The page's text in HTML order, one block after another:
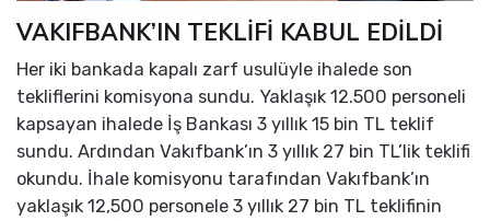
VAKIFBANK’IN TEKLİFİ KABUL EDİLDİ
Her iki bankada kapalı zarf usulüyle ihalede son
tekliflerini komisyona sundu. Yaklaşık 12.500 personeli
kapsayan ihalede İş Bankası 3 yıllık 15 bin TL teklif
sundu. Ardından Vakıfbank’ın 3 yıllık 27 bin TL’lik teklifi
okundu. İhale komisyonu tarafından Vakıfbank’ın
yaklaşık 12,500 personele 3 yıllık 27 bin TL teklifinin